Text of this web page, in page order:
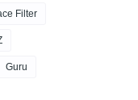
Filter
Guru